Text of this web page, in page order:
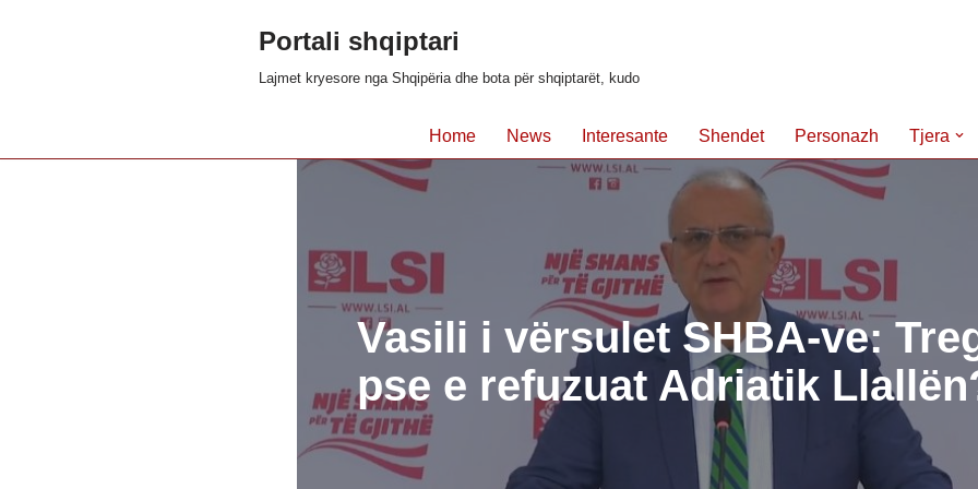
Portali shqiptari
Lajmet kryesore nga Shqipëria dhe bota për shqiptarët, kudo
Home News Interesante Shendet Personazh Tjera
Vasili i vërsulet SHBA-ve:
pse e refuzuat Adriatik